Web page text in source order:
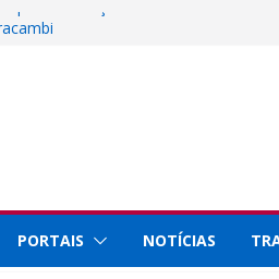
para instalação de barracas na
à população
por conquistas na
no município
PORTAIS NOTÍCIAS